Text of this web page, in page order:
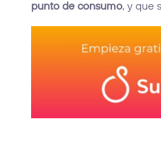
punto de consumo, y que